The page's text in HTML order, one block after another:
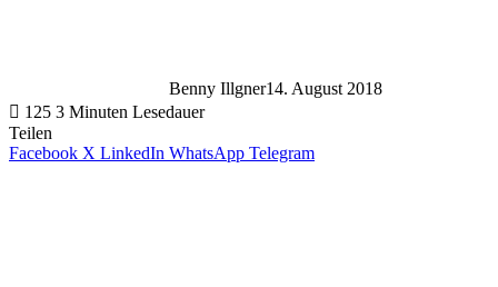
Benny Illgner14. August 2018
125 3 Minuten Lesedauer
Teilen
Facebook X LinkedIn WhatsApp Telegram